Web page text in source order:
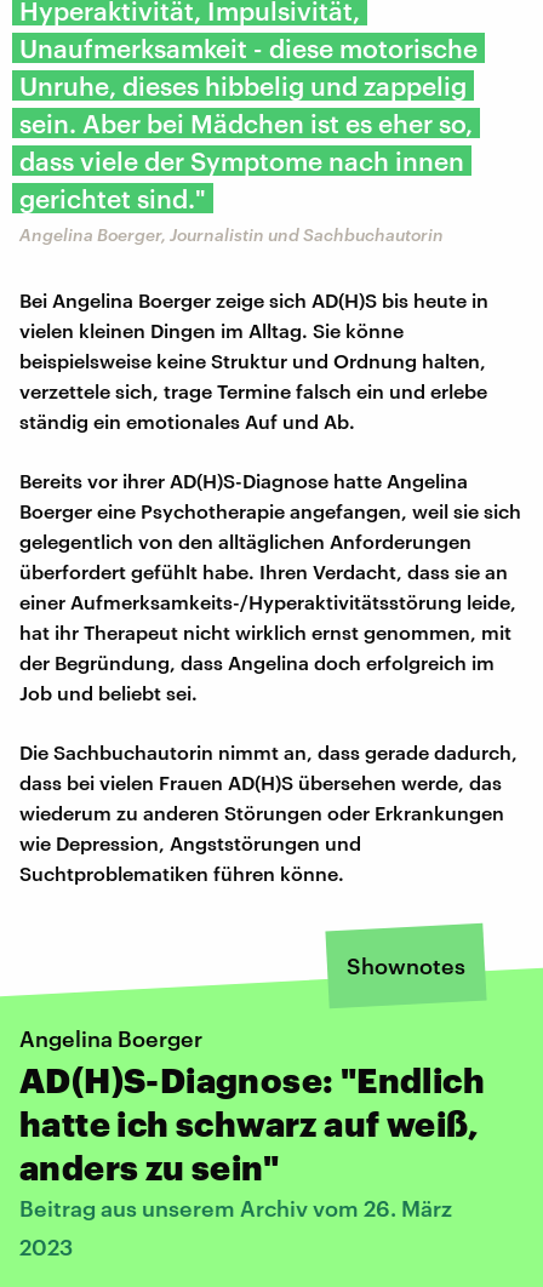
Hyperaktivität, Impulsivität,
Unaufmerksamkeit - diese motorische
Unruhe, dieses hibbelig und zappelig
sein. Aber bei Mädchen ist es eher so,
dass viele der Symptome nach innen
gerichtet sind."
Angelina Boerger, Journalistin und Sachbuchautorin
Bei Angelina Boerger zeige sich AD(H)S bis heute in
vielen kleinen Dingen im Alltag. Sie könne
beispielsweise keine Struktur und Ordnung halten,
verzettele sich, trage Termine falsch ein und erlebe
ständig ein emotionales Auf und Ab.
Bereits vor ihrer AD(H)S-Diagnose hatte Angelina
Boerger eine Psychotherapie angefangen, weil sie sich
gelegentlich von den alltäglichen Anforderungen
überfordert gefühlt habe. Ihren Verdacht, dass sie an
einer Aufmerksamkeits-/Hyperaktivitätsstörung leide,
hat ihr Therapeut nicht wirklich ernst genommen, mit
der Begründung, dass Angelina doch erfolgreich im
Job und beliebt sei.
Die Sachbuchautorin nimmt an, dass gerade dadurch,
dass bei vielen Frauen AD(H)S übersehen werde, das
wiederum zu anderen Störungen oder Erkrankungen
wie Depression, Angststörungen und
Suchtproblematiken führen könne.
Shownotes
Angelina Boerger
AD(H)S-Diagnose: "Endlich
hatte ich schwarz auf weiß,
anders zu sein"
Beitrag aus unserem Archiv vom 26. März
2023